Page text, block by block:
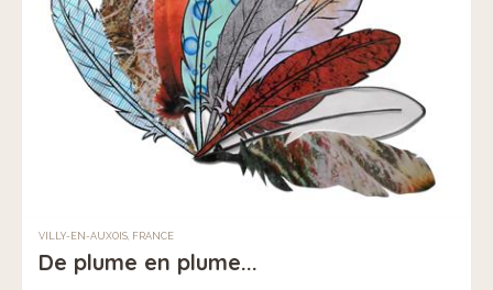
VILLY-EN-AUXOIS, FRANCE
De plume en plume...